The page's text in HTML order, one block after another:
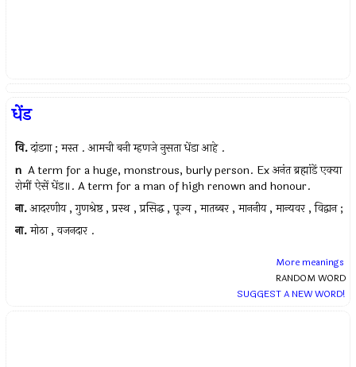
धेंड
वि. दांडगा ; मस्त . आमची बनी म्हणजे नुसता धेंडा आहे .
n A term for a huge, monstrous, burly person. Ex अनंत ब्रह्मांडें एक्या
रोमीं ऐसें धेंड॥. A term for a man of high renown and honour.
ना. आदरणीय , गुणश्रेष्ठ , प्रस्थ , प्रसिद्ध , पूज्य , मातब्बर , माननीय , मान्यवर , विद्वान ;
ना. मोठा , वजनदार .
More meanings
RANDOM WORD
SUGGEST A NEW WORD!